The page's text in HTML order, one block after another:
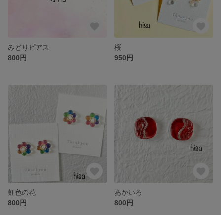
みどりピアス
800円
桜
950円
虹色の花
800円
あかいろ
800円